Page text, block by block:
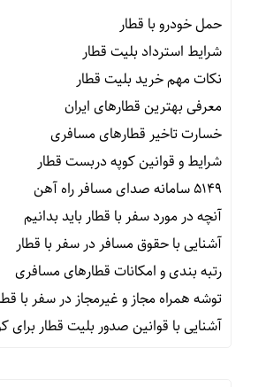
حمل خودرو با قطار
شرایط استرداد بلیت قطار
نکات مهم خرید بلیت قطار
معرفی بهترین قطارهای ایران
خسارت تاخیر قطارهای مسافری
شرایط و قوانین کوپه دربست قطار
۵۱۴۹ سامانه صدای مسافر راه آهن
آنچه در مورد سفر با قطار باید بدانیم
آشنایی با حقوق مسافر در سفر با قطار
رتبه بندی و امکانات قطارهای مسافری
توشه همراه مجاز و غیرمجاز در سفر با
آشنایی با قوانین صدور بلیت قطار برای